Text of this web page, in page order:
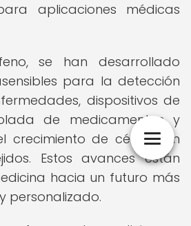
aplicaciones médicas
se han desarrollado
para la detección
dispositivos de
de medicamentos y
crecimiento de células en
Estos avances están
hacia un futuro más
personalizado.